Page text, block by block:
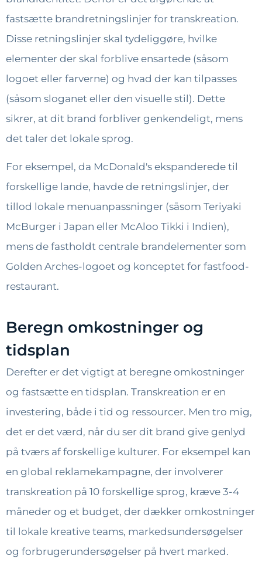
fastsætte brandretningslinjer for transkreation.
Disse retningslinjer skal tydeliggøre, hvilke
elementer der skal forblive ensartede (såsom
logoet eller farverne) og hvad der kan tilpasses
(såsom sloganet eller den visuelle stil). Dette
sikrer, at dit brand forbliver genkendeligt, mens
det taler det lokale sprog.
For eksempel, da McDonald's ekspanderede til
forskellige lande, havde de retningslinjer, der
tillod lokale menuanpassninger (såsom Teriyaki
McBurger i Japan eller McAloo Tikki i Indien),
mens de fastholdt centrale brandelementer som
Golden Arches-logoet og konceptet for fastfood-
restaurant.
Beregn omkostninger og
tidsplan
Derefter er det vigtigt at beregne omkostninger
og fastsætte en tidsplan. Transkreation er en
investering, både i tid og ressourcer. Men tro mig,
det er det værd, når du ser dit brand give genlyd
på tværs af forskellige kulturer. For eksempel kan
en global reklamekampagne, der involverer
transkreation på 10 forskellige sprog, kræve 3-4
måneder og et budget, der dækker omkostninger
til lokale kreative teams, markedsundersøgelser
og forbrugerundersøgelser på hvert marked.